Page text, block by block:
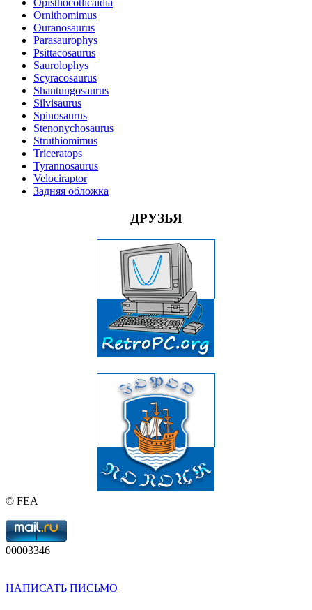
Opisthocotlicaidia
Ornithomimus
Ouranosaurus
Parasaurophys
Psittacosaurus
Saurolophys
Scyracosaurus
Shantungosaurus
Silvisaurus
Spinosaurus
Stenonychosaurus
Struthiomimus
Triceratops
Tyrannosaurus
Velociraptor
Задняя обложка
ДРУЗЬЯ
© FEA
00003346
НАПИСАТЬ ПИСЬМО